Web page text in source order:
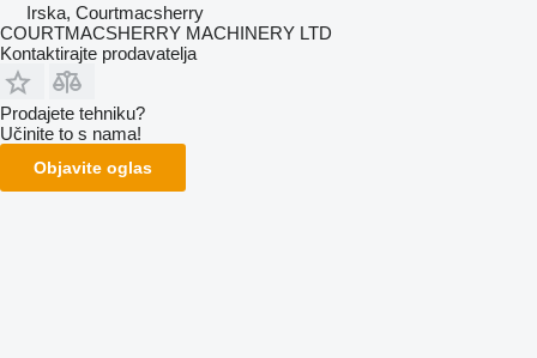
Irska, Courtmacsherry
COURTMACSHERRY MACHINERY LTD
Kontaktirajte prodavatelja
Prodajete tehniku?
Učinite to s nama!
Objavite oglas